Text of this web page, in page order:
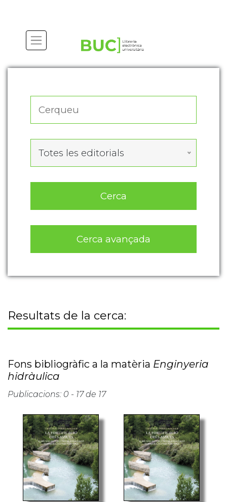
Totes les editorials
Cerca
Cerca avançada
Resultats de la cerca:
Fons bibliogràfic a la matèria Enginyeria
hidràulica
Publicacions: 0 - 17 de 17